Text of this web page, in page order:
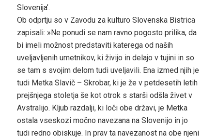
Slovenija’.
Ob odprtju so v Zavodu za kulturo Slovenska Bistrica
zapisali: »Ne ponudi se nam ravno pogosto prilika, da
bi imeli možnost predstaviti katerega od naših
uveljavljenih umetnikov, ki živijo in delajo v tujini in so
se tam s svojim delom tudi uveljavili. Ena izmed njih je
tudi Metka Slavič – Skrobar, ki je že v petdesetih letih
prejšnjega stoletja še kot otrok s starši odšla živet v
Avstralijo. Kljub razdalji, ki loči obe državi, je Metka
ostala vseskozi močno navezana na Slovenijo in jo
tudi redno obiskuje. In prav ta navezanost na obe njeni